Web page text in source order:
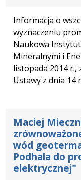
Informacja o
wyznaczeniu
Naukowa
Mineralnymi i
listopada 2014
Ustawy z dnia 14
Maciej
wód
Podhala do
elektrycznej"